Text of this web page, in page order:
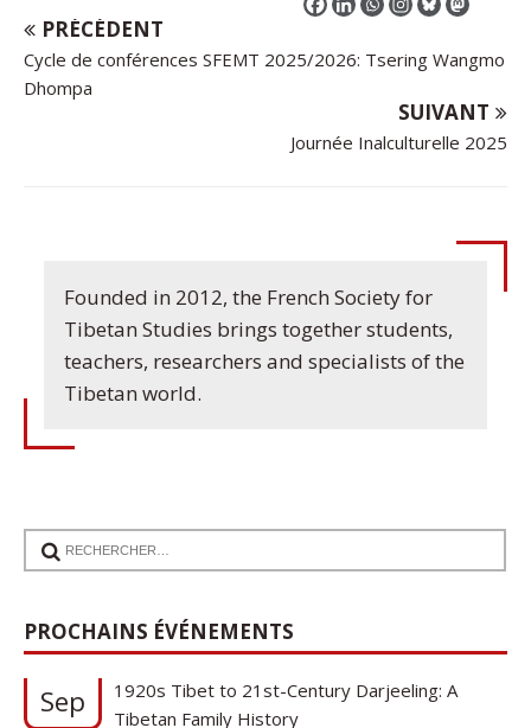
PRÉCÉDENT
Cycle de conférences SFEMT 2025/2026: Tsering Wangmo
Dhompa
SUIVANT
Journée Inalculturelle 2025
Founded in 2012, the French Society for
Tibetan Studies brings together students,
teachers, researchers and specialists of the
Tibetan world.
PROCHAINS ÉVÉNEMENTS
17
Communication de Ann Tashi Slater : From
1920s Tibet to 21st-Century Darjeeling: A
Tibetan Family History